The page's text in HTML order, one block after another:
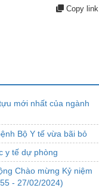
Copy link
mới nhất của ngành
Bộ Y tế vừa bãi bỏ
y tế dự phòng
Chào mừng Kỷ niệm
- 27/02/2024)